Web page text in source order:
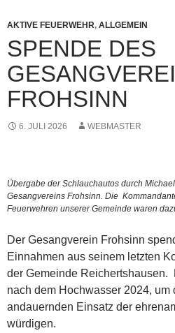
AKTIVE FEUERWEHR, ALLGEMEIN
SPENDE DES
FROHSINN
6. JULI 2026 WEBMASTER
Übergabe der Schlauchautos durch
Gesangvereins Frohsinn. Die
Feuerwehren unserer Gemeinde waren
Der Gesangverein Frohsinn
Einnahmen aus seinem letzten
der Gemeinde Reichertshausen.
nach dem Hochwasser 2024, um
andauernden Einsatz der
würdigen.